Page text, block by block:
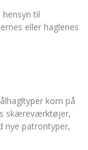
til
eller haglenes
kom på
skæreværktøjer,
nye patrontyper,